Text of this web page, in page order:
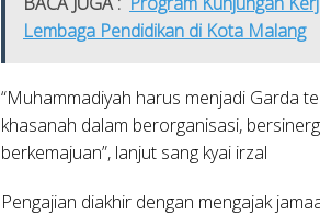
Lembaga Pendidikan di Kota Malang
“Muhammadiyah harus menjadi Garda
khasanah dalam berorganisasi,
berkemajuan”, lanjut sang kyai irzal
Pengajian diakhir dengan mengajak